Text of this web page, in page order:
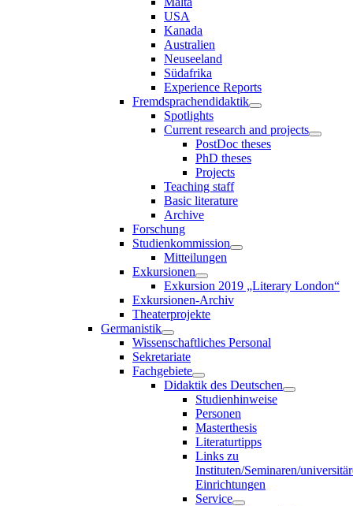
USA
Kanada
Australien
Neuseeland
Südafrika
Experience Reports
Fremdsprachendidaktik
Spotlights
Current research and projects
PostDoc theses
PhD theses
Projects
Teaching staff
Basic literature
Archive
Forschung
Studienkommission
Mitteilungen
Exkursionen
Exkursion 2019 „Literary London“
Exkursionen-Archiv
Theaterprojekte
Germanistik
Wissenschaftliches Personal
Sekretariate
Fachgebiete
Didaktik des Deutschen
Studienhinweise
Personen
Masterthesis
Literaturtipps
Links zu
Instituten/Seminaren/
Einrichtungen
Service